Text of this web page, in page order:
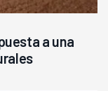
a una